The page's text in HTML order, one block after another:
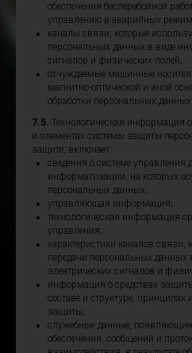
обеспечения бесперебойной
управлению в аварийных
каналы связи, которые
персональных данных в виде
сигналов и физических полей;
отчуждаемые машинные
магнитно-оптической и иной
обработки персональных данных.
7.5. Технологическая информация
и элементах системы защиты
защите, включает:
сведения о системе управления
информатизации, на которых
персональных данных;
управляющая информация;
технологическая информация
управления;
характеристики каналов связи,
передачи персональных
электрических сигналов и
информация о средствах
составе и структуре, принципах
защиты;
служебные данные,
обеспечения, сообщений и